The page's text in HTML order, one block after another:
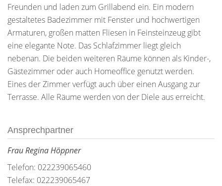
Freunden und laden zum Grillabend ein. Ein modern
gestaltetes Badezimmer mit Fenster und hochwertigen
Armaturen, großen matten Fliesen in Feinsteinzeug gibt
eine elegante Note. Das Schlafzimmer liegt gleich
nebenan. Die beiden weiteren Räume können als Kinder-,
Gästezimmer oder auch Homeoffice genutzt werden.
Eines der Zimmer verfügt auch über einen Ausgang zur
Terrasse. Alle Räume werden von der Diele aus erreicht.
Ansprechpartner
Frau Regina Höppner
Telefon: 022239065460
Telefax: 022239065467